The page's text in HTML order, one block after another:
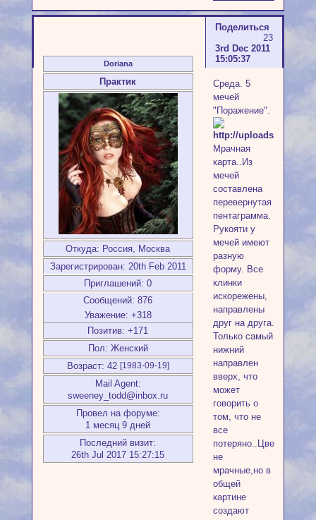
Поделиться
23
3rd Dec 2011
15:05:37
Doriana
Практик
Откуда: Россия, Москва
Зарегистрирован: 20th Feb 2011
Приглашений: 0
Сообщений: 876
Уважение: +318
Позитив: +171
Пол: Женский
Возраст: 42 [1983-09-19]
Mail Agent:
sweeney_todd@inbox.ru
Провел на форуме:
1 месяц 9 дней
Последний визит:
26th Jul 2017 15:27:15
Среда. 5
мечей
"Поражение".
Мрачная
карта..Из
мечей
составлена
перевернутая
пентаграмма.
Рукояти у
мечей имеют
разную
форму. Все
клинки
искорежены,
направлены
друг на друга.
Только самый
нижний
направлен
вверх, что
может
говорить о
том, что не
все
потеряно..Цвета
не
мрачные,но в
общей
картине
создают